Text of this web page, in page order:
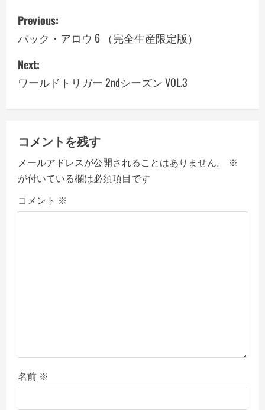
P
o
s
t
n
a
v
i
g
Previous:
バック・アロウ 6 （完全生産限定版）
Next:
ワールドトリガー 2ndシーズン VOL.3
コメントを残す
メールアドレスが公開されることはありません。
※
が付いている欄は必須項目です
コメント ※
名前 ※